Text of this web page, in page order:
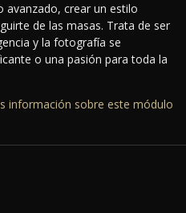
avanzado, crear un estilo
de las masas. Trata de ser
y la fotografía se
o una pasión para toda la
información sobre este módulo